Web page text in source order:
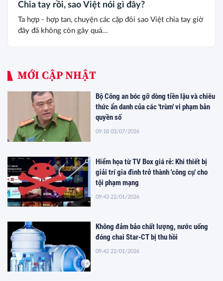
Chia tay rồi, sao Việt nói gì đây?
Ta hợp - hợp tan, chuyện các cặp đôi sao Việt chia tay giờ
đây đã không còn gây quá...
MỚI CẬP NHẬT
Bộ Công an bóc gỡ dòng tiền lậu và chiêu
thức ẩn danh của các 'trùm' vi phạm bản
quyền số
09:18 03/07/2026
Hiểm họa từ TV Box giá rẻ: Khi thiết bị
giải trí gia đình trở thành 'công cụ' cho
tội phạm mạng
09:43 22/01/2026
Không đảm bảo chất lượng, nước uống
đóng chai Star-CT bị thu hồi
09:42 22/01/2026